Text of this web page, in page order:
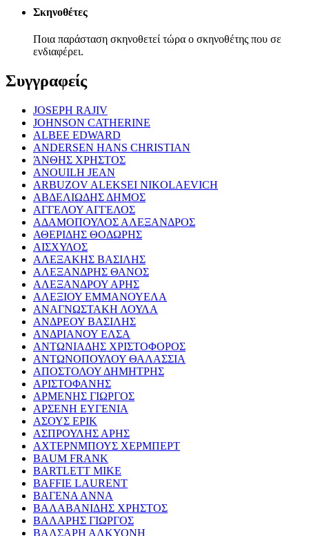
Σκηνοθέτες
Ποια παράσταση σκηνοθετεί τώρα ο σκηνοθέτης που σε
ενδιαφέρει.
Συγγραφείς
JOSEPH RAJIV
JOHNSON CATHERINE
ALBEE EDWARD
ANDERSEN HANS CHRISTIAN
ΆΝΘΗΣ ΧΡΗΣΤΟΣ
ANOUILH JEAN
ARBUZOV ALEKSEI NIKOLAEVICH
ΑΒΔΕΛΙΩΔΗΣ ΔΗΜΟΣ
ΑΓΓΕΛΟΥ ΑΓΓΕΛΟΣ
ΑΔΑΜΟΠΟΥΛΟΣ ΑΛΕΞΑΝΔΡΟΣ
ΑΘΕΡΙΔΗΣ ΘΟΔΩΡΗΣ
ΑΙΣΧΥΛΟΣ
ΑΛΕΞΑΚΗΣ ΒΑΣΙΛΗΣ
ΑΛΕΞΑΝΔΡΗΣ ΘΑΝΟΣ
ΑΛΕΞΑΝΔΡΟΥ ΑΡΗΣ
ΑΛΕΞΙΟΥ ΕΜΜΑΝΟΥΕΛΑ
ΑΝΑΓΝΩΣΤΑΚΗ ΛΟΥΛΑ
ΑΝΔΡΕΟΥ ΒΑΣΙΛΗΣ
ΑΝΔΡΙΑΝΟΥ ΕΛΣΑ
ΑΝΤΩΝΙΑΔΗΣ ΧΡΙΣΤΟΦΟΡΟΣ
ΑΝΤΩΝΟΠΟΥΛΟΥ ΘΑΛΑΣΣΙΑ
ΑΠΟΣΤΟΛΟΥ ΔΗΜΗΤΡΗΣ
ΑΡΙΣΤΟΦΑΝΗΣ
ΑΡΜΕΝΗΣ ΓΙΩΡΓΟΣ
ΑΡΣΕΝΗ ΕΥΓΕΝΙΑ
ΑΣΟΥΣ ΕΡΙΚ
ΑΣΠΡΟΥΛΗΣ ΑΡΗΣ
ΑΧΤΕΡΝΜΠΟΥΣ ΧΕΡΜΠΕΡΤ
BAUM FRANK
BARTLETT MIKE
BAFFIE LAURENT
ΒΑΓΕΝΑ ΑΝΝΑ
ΒΑΛΑΒΑΝΙΔΗΣ ΧΡΗΣΤΟΣ
ΒΑΛΑΡΗΣ ΓΙΩΡΓΟΣ
ΒΑΛΣΑΡΗ ΑΛΚΥΟΝΗ